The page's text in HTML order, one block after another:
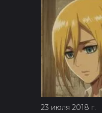
23 июля 2018 г.